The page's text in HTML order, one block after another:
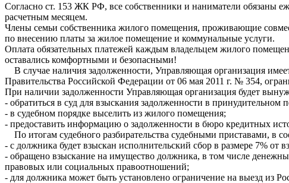
Согласно ст. 153 ЖК РФ, все собственники и наниматели обязаны
расчетным месяцем.
Члены семьи собственника жилого помещения, проживающие
по внесению платы за жилое помещение и коммунальные услуги.
Оплата обязательных платежей каждым владельцем жилого
оставались комфортными и безопасными!
В случае наличия задолженности, Управляющая организация
Правительства Российской Федерации от 06 мая 2011 г. № 354,
При наличии задолженности Управляющая организация будет
- обратиться в суд для взыскания задолженности в
- в судебном порядке выселить из жилого помещения;
- предоставить информацию о задолженности в бюро кредитных
По итогам судебного разбирательства судебными приставами, в
- с должника будет взыскан исполнительский сбор в размере 7% от
- обращено взыскание на имущество должника, в том числе
правовых или социальных правоотношений;
- для должника может быть установлено ограничение на выезд из